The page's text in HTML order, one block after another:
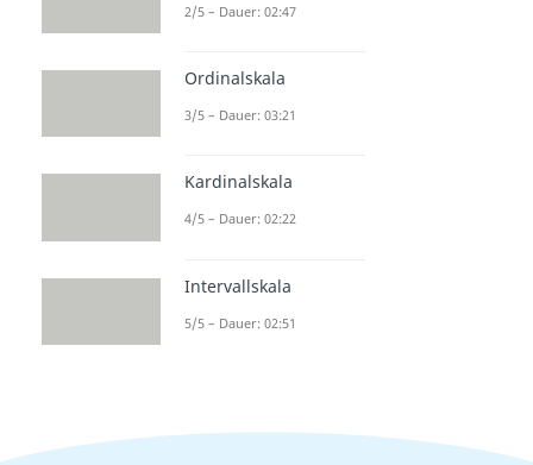
2/5 – Dauer: 02:47
Ordinalskala
3/5 – Dauer: 03:21
Kardinalskala
4/5 – Dauer: 02:22
Intervallskala
5/5 – Dauer: 02:51